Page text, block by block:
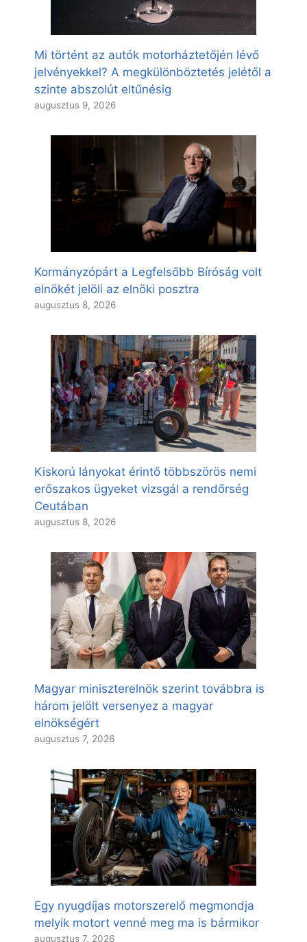
Mi történt az autók motorháztetőjén lévő
jelvényekkel? A megkülönböztetés jelétől a
szinte abszolút eltűnésig
augusztus 9, 2026
Kormányzópárt a Legfelsőbb Bíróság volt
elnökét jelöli az elnöki posztra
augusztus 8, 2026
Kiskorú lányokat érintő többszörös nemi
erőszakos ügyeket vizsgál a rendőrség
Ceutában
augusztus 8, 2026
Magyar miniszterelnök szerint továbbra is
három jelölt versenyez a magyar
elnökségért
augusztus 7, 2026
Egy nyugdíjas motorszerelő megmondja
melyik motort venné meg ma is bármikor
augusztus 7, 2026